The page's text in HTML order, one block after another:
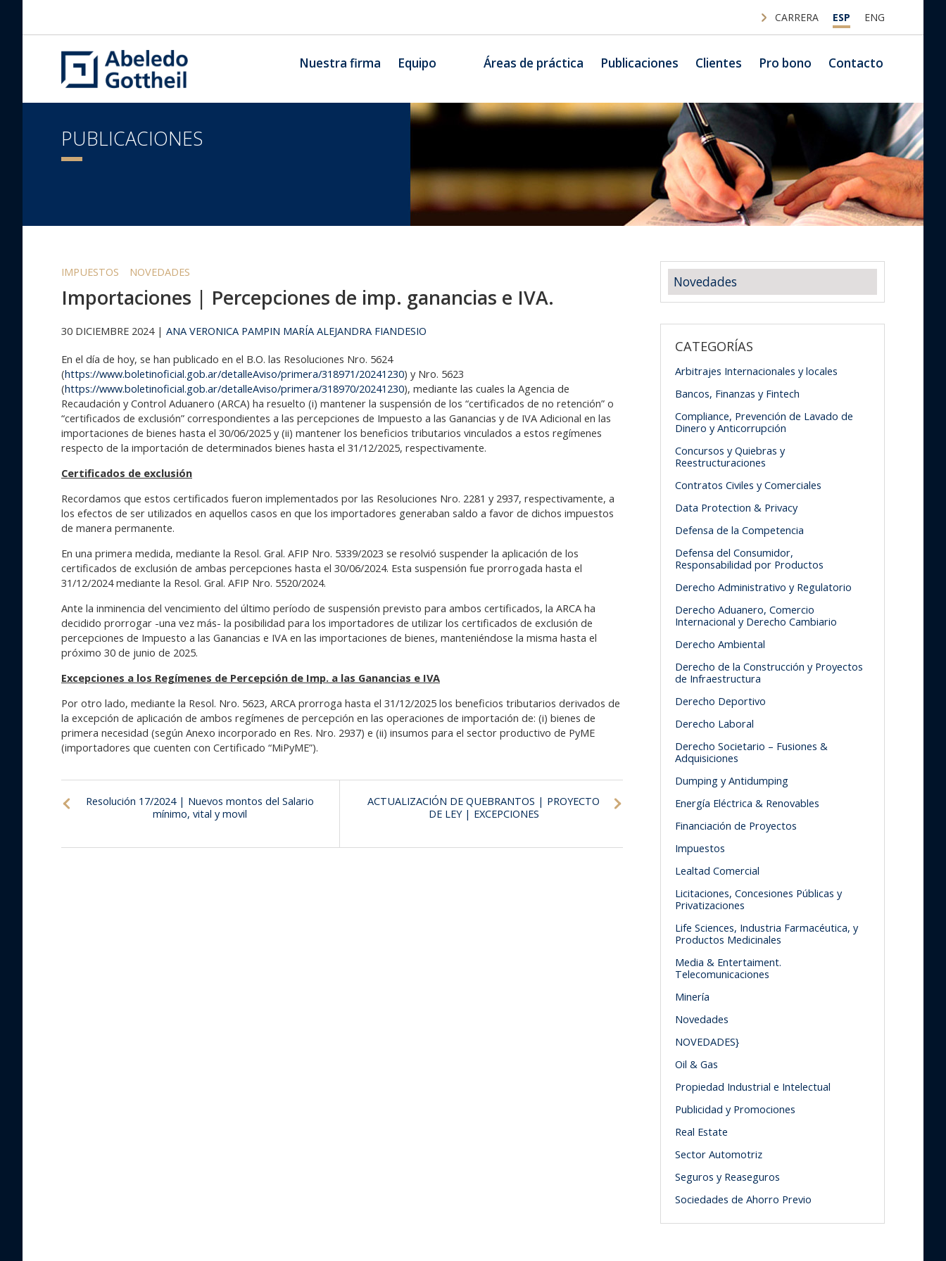
CARRERA ESP ENG
Nuestra firma Equipo Áreas de práctica Publicaciones Clientes Pro bono Contacto
PUBLICACIONES
IMPUESTOS NOVEDADES
Importaciones | Percepciones de imp. ganancias e IVA.
30 DICIEMBRE 2024 | ANA VERONICA PAMPIN MARÍA ALEJANDRA FIANDESIO
En el día de hoy, se han publicado en el B.O. las Resoluciones Nro. 5624
(https://www.boletinoficial.gob.ar/detalleAviso/primera/318971/20241230) y Nro. 5623
(https://www.boletinoficial.gob.ar/detalleAviso/primera/318970/20241230), mediante las cuales la Agencia de
Recaudación y Control Aduanero (ARCA) ha resuelto (i) mantener la suspensión de los “certificados de no retención” o
“certificados de exclusión” correspondientes a las percepciones de Impuesto a las Ganancias y de IVA Adicional en las
importaciones de bienes hasta el 30/06/2025 y (ii) mantener los beneficios tributarios vinculados a estos regímenes
respecto de la importación de determinados bienes hasta el 31/12/2025, respectivamente.
Certificados de exclusión
Recordamos que estos certificados fueron implementados por las Resoluciones Nro. 2281 y 2937, respectivamente, a
los efectos de ser utilizados en aquellos casos en que los importadores generaban saldo a favor de dichos impuestos
de manera permanente.
En una primera medida, mediante la Resol. Gral. AFIP Nro. 5339/2023 se resolvió suspender la aplicación de los
certificados de exclusión de ambas percepciones hasta el 30/06/2024. Esta suspensión fue prorrogada hasta el
31/12/2024 mediante la Resol. Gral. AFIP Nro. 5520/2024.
Ante la inminencia del vencimiento del último período de suspensión previsto para ambos certificados, la ARCA ha
decidido prorrogar -una vez más- la posibilidad para los importadores de utilizar los certificados de exclusión de
percepciones de Impuesto a las Ganancias e IVA en las importaciones de bienes, manteniéndose la misma hasta el
próximo 30 de junio de 2025.
Excepciones a los Regímenes de Percepción de Imp. a las Ganancias e IVA
Por otro lado, mediante la Resol. Nro. 5623, ARCA prorroga hasta el 31/12/2025 los beneficios tributarios derivados de
la excepción de aplicación de ambos regímenes de percepción en las operaciones de importación de: (i) bienes de
primera necesidad (según Anexo incorporado en Res. Nro. 2937) e (ii) insumos para el sector productivo de PyME
(importadores que cuenten con Certificado “MiPyME”).
Resolución 17/2024 | Nuevos montos del Salario
mínimo, vital y movil
ACTUALIZACIÓN DE QUEBRANTOS | PROYECTO
DE LEY | EXCEPCIONES
Novedades
CATEGORÍAS
Arbitrajes Internacionales y locales
Bancos, Finanzas y Fintech
Compliance, Prevención de Lavado de
Dinero y Anticorrupción
Concursos y Quiebras y
Reestructuraciones
Contratos Civiles y Comerciales
Data Protection & Privacy
Defensa de la Competencia
Defensa del Consumidor,
Responsabilidad por Productos
Derecho Administrativo y Regulatorio
Derecho Aduanero, Comercio
Internacional y Derecho Cambiario
Derecho Ambiental
Derecho de la Construcción y Proyectos
de Infraestructura
Derecho Deportivo
Derecho Laboral
Derecho Societario – Fusiones &
Adquisiciones
Dumping y Antidumping
Energía Eléctrica & Renovables
Financiación de Proyectos
Impuestos
Lealtad Comercial
Licitaciones, Concesiones Públicas y
Privatizaciones
Life Sciences, Industria Farmacéutica, y
Productos Medicinales
Media & Entertaiment.
Telecomunicaciones
Minería
Novedades
NOVEDADES}
Oil & Gas
Propiedad Industrial e Intelectual
Publicidad y Promociones
Real Estate
Sector Automotriz
Seguros y Reaseguros
Sociedades de Ahorro Previo